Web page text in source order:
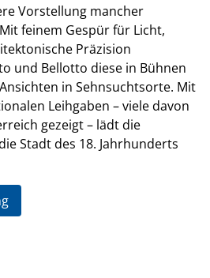
Vorstellung mancher
feinem Gespür für Licht,
Präzision
und Bellotto diese in Bühnen
in Sehnsuchtsorte. Mit
Leihgaben – viele davon
gezeigt – lädt die
Stadt des 18. Jahrhunderts